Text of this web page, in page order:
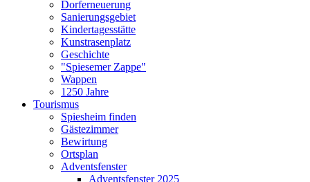
Dorferneuerung
Sanierungsgebiet
Kindertagesstätte
Kunstrasenplatz
Geschichte
"Spiesemer Zappe"
Wappen
1250 Jahre
Tourismus
Spiesheim finden
Gästezimmer
Bewirtung
Ortsplan
Adventsfenster
Adventsfenster 2025